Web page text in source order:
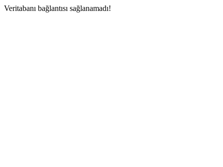
Veritabanı bağlantısı sağlanamadı!